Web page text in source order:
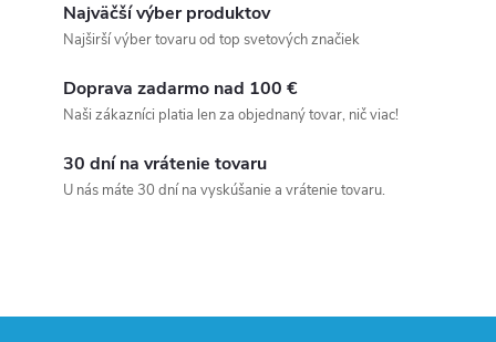
Najväčší výber produktov
Najširší výber tovaru od top svetových značiek
Doprava zadarmo nad 100 €
Naši zákazníci platia len za objednaný tovar, nič viac!
30 dní na vrátenie tovaru
U nás máte 30 dní na vyskúšanie a vrátenie tovaru.